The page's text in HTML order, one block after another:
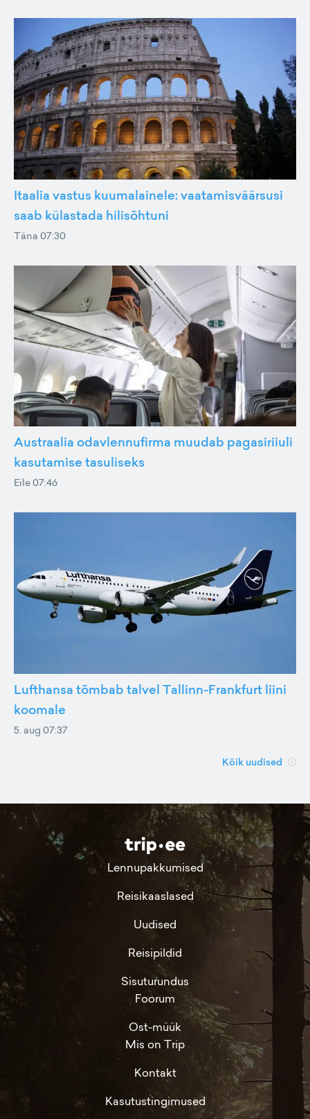
Itaalia vastus kuumalainele: vaatamisväärsusi
saab külastada hilisõhtuni
Täna 07:30
Austraalia odavlennufirma muudab pagasiriiuli
kasutamise tasuliseks
Eile 07:46
Lufthansa tõmbab talvel Tallinn-Frankfurt liini
koomale
5. aug 07:37
Kõik uudised
Lennupakkumised
Reisikaaslased
Uudised
Reisipildid
Sisuturundus
Foorum
Ost-müük
Mis on Trip
Kontakt
Kasutustingimused